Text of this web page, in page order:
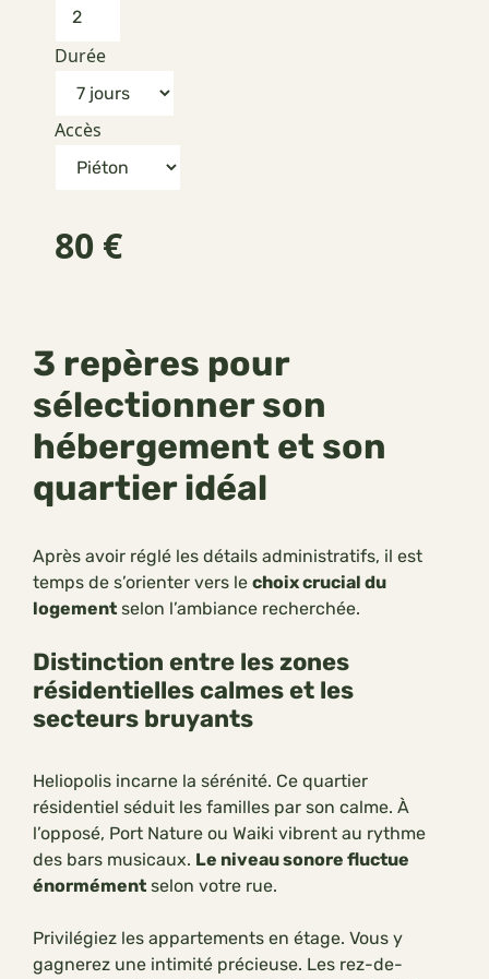
Durée
Accès
80 €
3 repères pour
sélectionner son
hébergement et son
quartier idéal
Après avoir réglé les détails administratifs, il est
temps de s’orienter vers le choix crucial du
logement selon l’ambiance recherchée.
Distinction entre les zones
résidentielles calmes et les
secteurs bruyants
Heliopolis incarne la sérénité. Ce quartier
résidentiel séduit les familles par son calme. À
l’opposé, Port Nature ou Waiki vibrent au rythme
des bars musicaux. Le niveau sonore fluctue
énormément selon votre rue.
Privilégiez les appartements en étage. Vous y
gagnerez une intimité précieuse. Les rez-de-